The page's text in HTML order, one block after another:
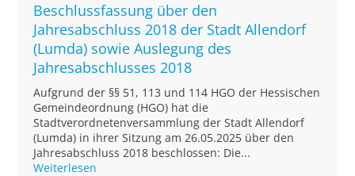
Beschlussfassung über den
Jahresabschluss 2018 der Stadt Allendorf
(Lumda) sowie Auslegung des
Jahresabschlusses 2018
Aufgrund der §§ 51, 113 und 114 HGO der Hessischen
Gemeindeordnung (HGO) hat die
Stadtverordnetenversammlung der Stadt Allendorf
(Lumda) in ihrer Sitzung am 26.05.2025 über den
Jahresabschluss 2018 beschlossen: Die...
Weiterlesen